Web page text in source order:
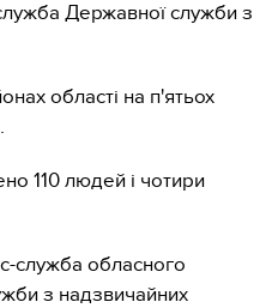
Державної служби з
області на п'ятьох
110 людей і чотири
служба обласного
з надзвичайних